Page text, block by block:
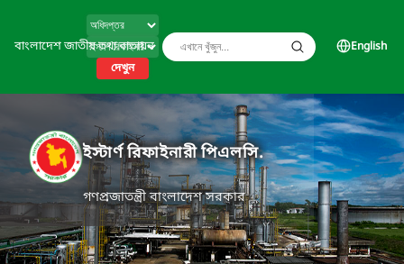
বাংলাদেশ জাতীয় তথ্য বাতায়ন
দেখুন
English
ইস্টার্ণ রিফাইনারী পিএলসি.
গণপ্রজাতন্ত্রী বাংলাদেশ সরকার